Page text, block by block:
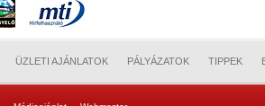
ÜZLETI AJÁNLATOK PÁLYÁZATOK TIPPEK